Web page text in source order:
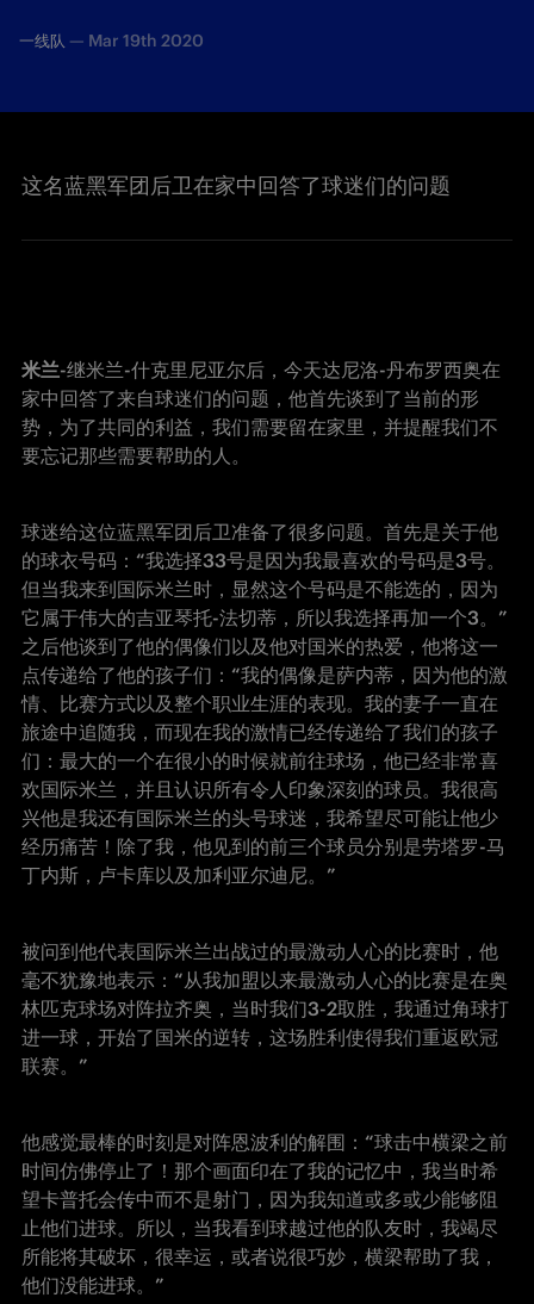
一线队 — Mar 19th 2020
这名蓝黑军团后卫在家中回答了球迷们的问题
米兰-继米兰-什克里尼亚尔后 ，今天达尼洛-丹布罗西奥在
家中回答了来自球迷们的问题， 他首先谈到了当前的形
势，为了共同的利益，我们需要留在家里，并提醒我们不
要忘记那些需要帮助的人。
球迷给这位蓝黑军团后卫准备了很多问题。首先是关于他
的球衣号码：“我选择33号是因为我最喜欢的号码是3号。
但当我来到国际米兰时，显然这个号码是不能选的，因为
它属于伟大的吉亚琴托-法切蒂，所以我选择再加一个3。 ”
之后他谈到了他的偶像们以及他对国米的热爱，他将这一
点传递给了他的孩子们：“我的偶像是萨内蒂，因为他的激
情、比赛方式以及整个职业生涯的表现。我的妻子一直在
旅途中追随我，而现在我的激情已经传递给了我们的孩子
们：最大的一个在很小的时候就前往球场，他已经非常喜
欢国际米兰，并且认识所有令人印象深刻的球员。我很高
兴他是我还有国际米兰的头号球迷，我希望尽可能让他少
经历痛苦！除了我， 他见到的前三个球员分别是劳塔罗-马
丁内斯 ，卢卡库以及加利亚尔迪尼。 ”
被问到他代表国际米兰出战过的最激动人心的比赛时，他
毫不犹豫地表示：“从我加盟以来最激动人心的比赛是在奥
林匹克球场对阵拉齐奥， 当时我们3-2取胜 ，我通过角球打
进一球，开始了国米的逆转，这场胜利使得我们重返欧冠
联赛。 ”
他感觉最棒的时刻是对阵恩波利的解围：“球击中横梁之前
时间仿佛停止了！那个画面印在了我的记忆中，我当时希
望卡普托会传中而不是射门，因为我知道或多或少能够阻
止他们进球。所以，当我看到球越过他的队友时，我竭尽
所能将其破坏，很幸运，或者说很巧妙，横梁帮助了我，
他们没能进球。”